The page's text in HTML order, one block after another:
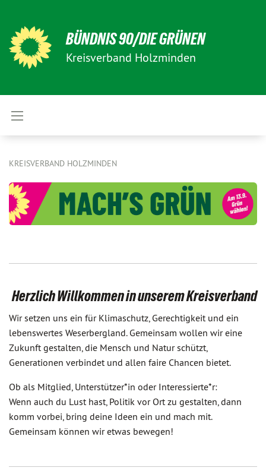
BÜNDNIS 90/DIE GRÜNEN
Kreisverband Holzminden
KREISVERBAND HOLZMINDEN
Herzlich Willkommen in unserem Kreisverband
Wir setzen uns ein für Klimaschutz, Gerechtigkeit und ein
lebenswertes Weserbergland. Gemeinsam wollen wir eine
Zukunft gestalten, die Mensch und Natur schützt,
Generationen verbindet und allen faire Chancen bietet.
Ob als Mitglied, Unterstützer*in oder Interessierte*r:
Wenn auch du Lust hast, Politik vor Ort zu gestalten, dann
komm vorbei, bring deine Ideen ein und mach mit.
Gemeinsam können wir etwas bewegen!